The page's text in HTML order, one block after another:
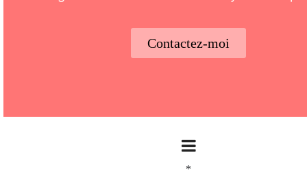
Contactez-moi
*